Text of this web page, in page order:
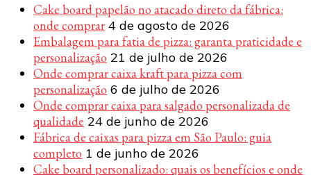
Cake board papelão no atacado direto da fábrica:
onde comprar 4 de agosto de 2026
Embalagem para fatia de pizza: garanta praticidade e
personalização 21 de julho de 2026
Onde comprar caixa kraft para pizza com
personalização 6 de julho de 2026
Onde comprar caixa para salgado personalizada de
qualidade 24 de junho de 2026
Fábrica de caixas para pizza em São Paulo: guia
completo 1 de junho de 2026
Cake board personalizado: quais os benefícios e onde